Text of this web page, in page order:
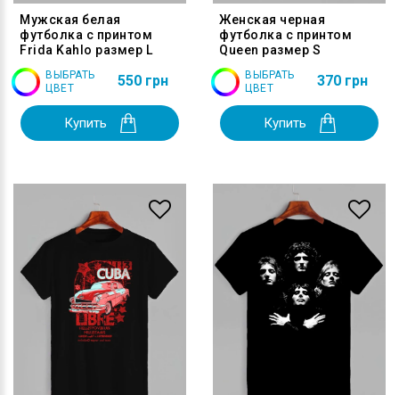
Мужская белая
футболка с принтом
Frida Kahlo размер L
ВЫБРАТЬ
ЦВЕТ
550 грн
Купить
Женская черная
футболка с принтом
Queen размер S
ВЫБРАТЬ
ЦВЕТ
370 грн
Купить